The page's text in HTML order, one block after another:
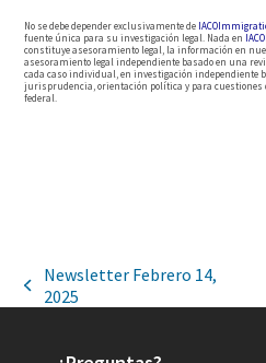
No se debe depender exclusivamente de
fuente única para su investigación legal. Nada en
constituye asesoramiento legal, la información en
asesoramiento legal independiente basado en una
cada caso individual, en investigación independiente
jurisprudencia, orientación política y para cuestiones
federal.
Newsletter Febrero 14,
2025